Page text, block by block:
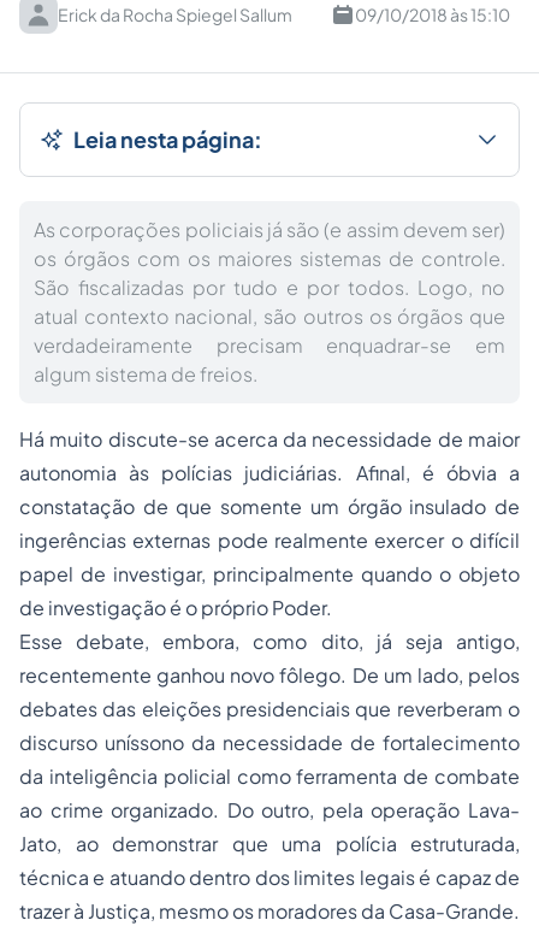
Erick da Rocha Spiegel Sallum 09/10/2018 às 15:10
Leia nesta página:
As corporações policiais já são (e assim devem ser)
os órgãos com os maiores sistemas de controle.
São fiscalizadas por tudo e por todos. Logo, no
atual contexto nacional, são outros os órgãos que
verdadeiramente precisam enquadrar-se em
algum sistema de freios.
Há muito discute-se acerca da necessidade de maior
autonomia às polícias judiciárias. Afinal, é óbvia a
constatação de que somente um órgão insulado de
ingerências externas pode realmente exercer o difícil
papel de investigar, principalmente quando o objeto
de investigação é o próprio Poder.
Esse debate, embora, como dito, já seja antigo,
recentemente ganhou novo fôlego. De um lado, pelos
debates das eleições presidenciais que reverberam o
discurso uníssono da necessidade de fortalecimento
da inteligência policial como ferramenta de combate
ao crime organizado. Do outro, pela operação Lava-
Jato, ao demonstrar que uma polícia estruturada,
técnica e atuando dentro dos limites legais é capaz de
trazer à Justiça, mesmo os moradores da Casa-Grande.